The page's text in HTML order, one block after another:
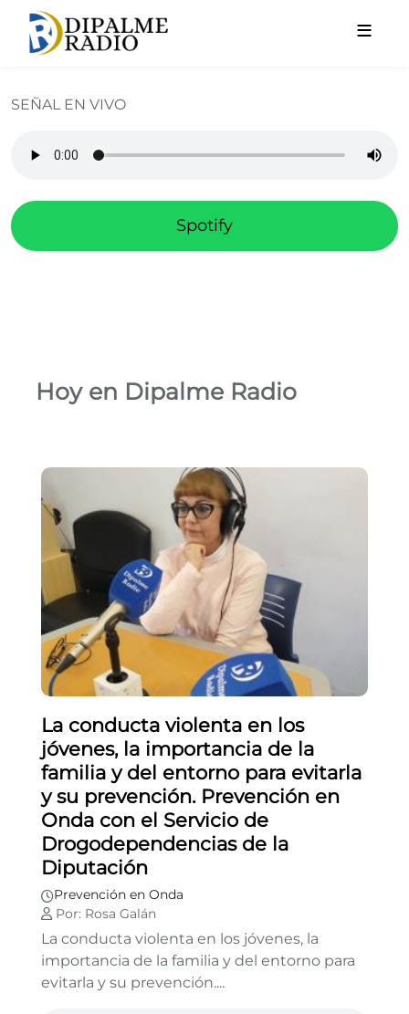
SEÑAL EN VIVO
Spotify
Hoy en Dipalme Radio
La conducta violenta en los
jóvenes, la importancia de la
familia y del entorno para evitarla
y su prevención. Prevención en
Onda con el Servicio de
Drogodependencias de la
Diputación
Prevención en Onda
Por: Rosa Galán
La conducta violenta en los jóvenes, la
importancia de la familia y del entorno para
evitarla y su prevención....